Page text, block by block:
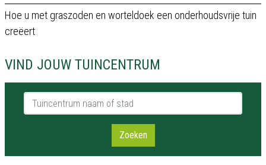
Hoe u met graszoden en worteldoek een onderhoudsvrije tuin
creëert
VIND JOUW TUINCENTRUM
Tuincentrum naam of stad
Zoeken